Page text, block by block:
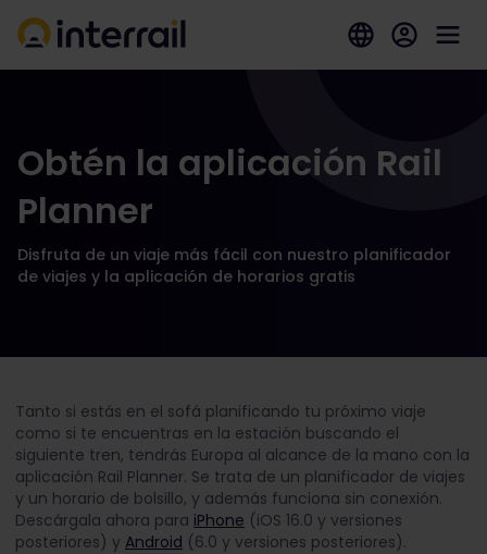
Obtén la aplicación Rail
Planner
Disfruta de un viaje más fácil con nuestro planificador
de viajes y la aplicación de horarios gratis
Tanto si estás en el sofá planificando tu próximo viaje
como si te encuentras en la estación buscando el
siguiente tren, tendrás Europa al alcance de la mano con la
aplicación Rail Planner. Se trata de un planificador de viajes
y un horario de bolsillo, y además funciona sin conexión.
Descárgala ahora para iPhone (iOS 16.0 y versiones
posteriores) y Android (6.0 y versiones posteriores).